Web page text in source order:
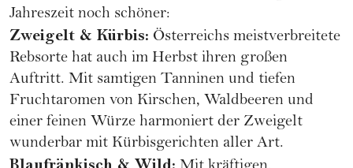
Jahreszeit noch schöner:
Zweigelt & Kürbis: Österreichs meistverbreitete
Rebsorte hat auch im Herbst ihren großen
Auftritt. Mit samtigen Tanninen und tiefen
Fruchtaromen von Kirschen, Waldbeeren und
einer feinen Würze harmoniert der Zweigelt
wunderbar mit Kürbisgerichten aller Art.